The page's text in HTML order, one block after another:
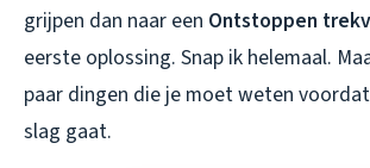
grijpen dan naar een Ontstoppen
eerste oplossing. Snap ik helemaal.
paar dingen die je moet weten
slag gaat.